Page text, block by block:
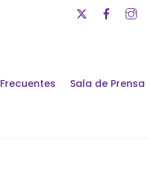
Sala de Prensa